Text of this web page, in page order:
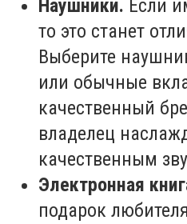
Наушники. Если
то это станет
Выберите
или обычные
качественный
владелец
качественным
Электронная
подарок